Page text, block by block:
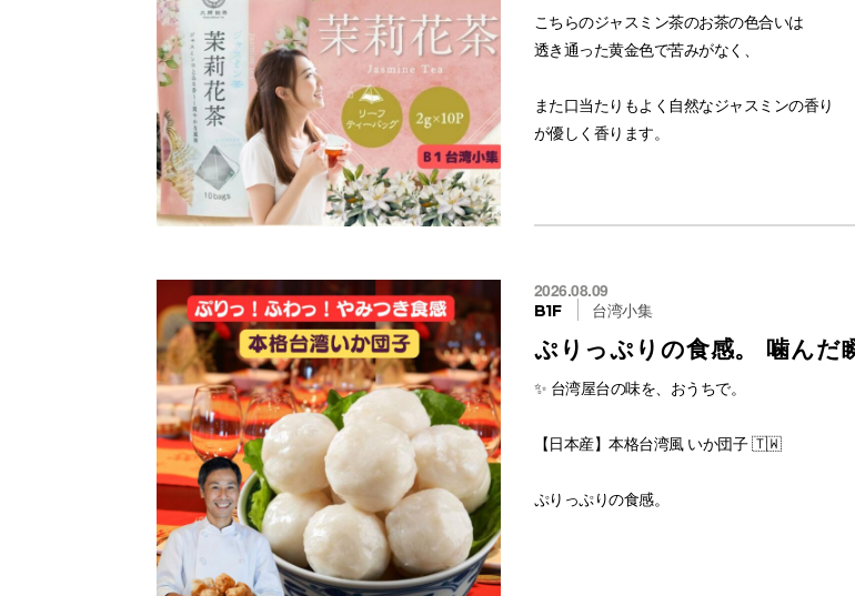
とても美味しいです。
昔ながらのパイナップルケーキといった感じで
通販はコチラ
#ライチケーキ
#台湾スイーツ
通販はコチラ
#スイカの種
#台湾グルメ
#台湾小集
#お取り寄せグルメ
#通販グルメ
#アジア台湾物産専門店
こちらのジャスミン茶のお茶の色合いは
透き通った黄金色で苦みがなく、
また口当たりもよく自然なジャスミンの香り
が優しく香ります。
脂肪の多い料理や臭いのきつい料理を頂いた後に
飲むのにも適しているお茶です。
緑茶にジャスミンの香りをつけるものが多いため
とても日本人向きな味わい。
2026.08.09
B1F 台湾小集
ぷりっぷりの食感。 噛んだ
✨ 台湾屋台の味を、おうちで。
【日本産】本格台湾風 いか団子 🇹🇼
ぷりっぷりの食感。